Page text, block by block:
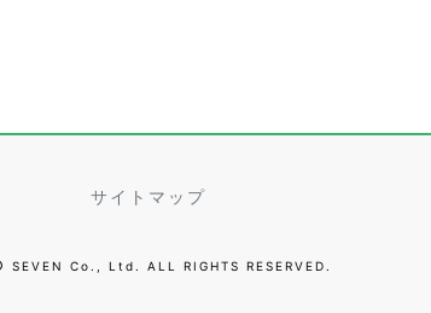
サイトマップ
SEVEN Co., Ltd. ALL RIGHTS RESERVED.